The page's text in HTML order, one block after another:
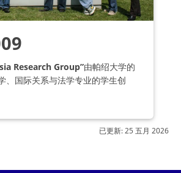
Research Group”由帕绍大学的
、国际关系与法学专业的学生创
已更新: 25 五月 2026